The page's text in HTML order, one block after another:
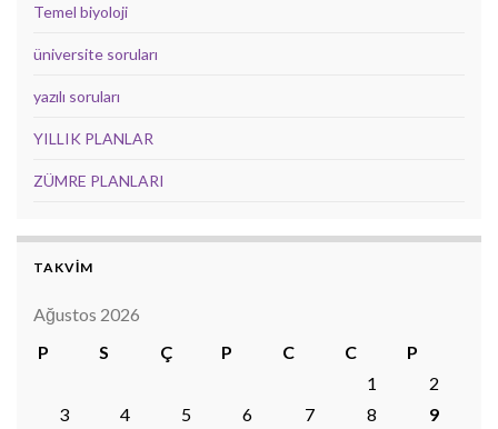
Temel biyoloji
üniversite soruları
yazılı soruları
YILLIK PLANLAR
ZÜMRE PLANLARI
TAKVİM
Ağustos 2026
P
S Ç P C C
P
1
2
3
4 5 6 7 8
9